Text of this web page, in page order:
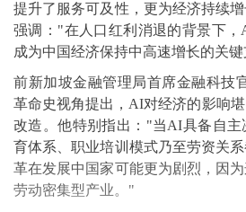
提升了服务可及性，更为经济持续
强调："在人口红利消退的背景下
成为中国经济保持中高速增长的关
前新加坡金融管理局首席金融科技
革命史视角提出，AI对经济的影响
改造。他特别指出："当AI具备自主
育体系、职业培训模式乃至劳资关
革在发展中国家可能更为剧烈，因
劳动密集型产业。"